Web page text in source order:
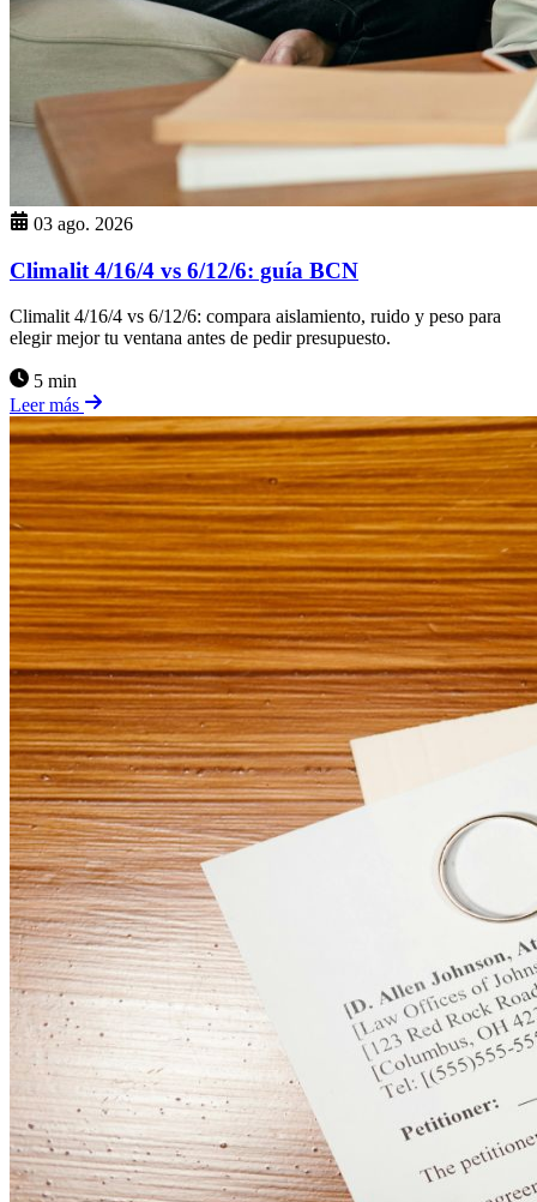
03 ago. 2026
Climalit 4/16/4 vs 6/12/6: guía BCN
Climalit 4/16/4 vs 6/12/6: compara aislamiento, ruido y peso para
elegir mejor tu ventana antes de pedir presupuesto.
5 min
Leer más